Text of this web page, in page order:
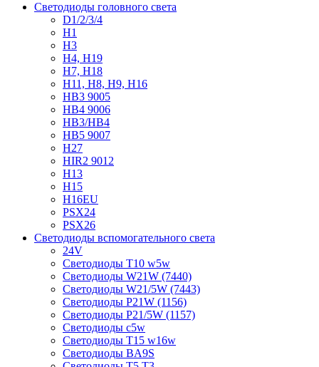
Светодиоды головного света
D1/2/3/4
H1
H3
H4, H19
H7, H18
H11, H8, H9, H16
HB3 9005
HB4 9006
HB3/HB4
HB5 9007
H27
HIR2 9012
H13
H15
H16EU
PSX24
PSX26
Светодиоды вспомогательного света
24V
Светодиоды T10 w5w
Светодиоды W21W (7440)
Светодиоды W21/5W (7443)
Светодиоды P21W (1156)
Светодиоды P21/5W (1157)
Светодиоды c5w
Светодиоды T15 w16w
Светодиоды BA9S